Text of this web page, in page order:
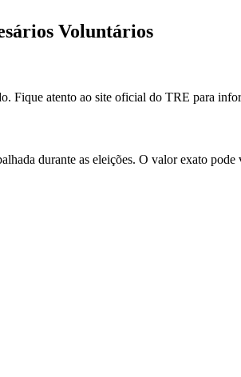
Voluntários
atento ao site oficial do TRE para
durante as eleições. O valor exato pode